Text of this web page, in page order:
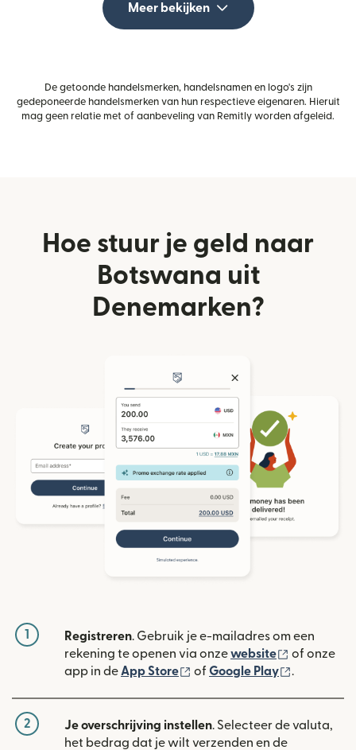
Meer bekijken
De getoonde handelsmerken, handelsnamen en logo's zijn
gedeponeerde handelsmerken van hun respectieve eigenaren. Hieruit
mag geen relatie met of aanbeveling van Remitly worden afgeleid.
Hoe stuur je geld naar
Botswana uit
Denemarken?
1 Registreren. Gebruik je e-mailadres om een
rekening te openen via onzewebsite (wordt
of onze
app in de App Store (wordt geopend in een
of Google Play .
2 Je overschrijving instellen. Selecteer de valuta,
het bedrag dat je wilt verzenden en de